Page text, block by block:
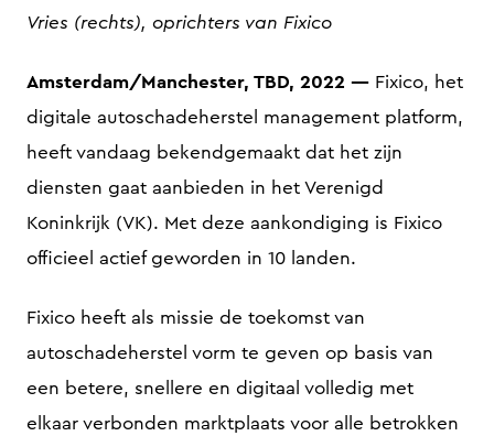
Vries (rechts), oprichters van Fixico
Amsterdam/Manchester, TBD, 2022 — Fixico, het
digitale autoschadeherstel management platform,
heeft vandaag bekendgemaakt dat het zijn
diensten gaat aanbieden in het Verenigd
Koninkrijk (VK). Met deze aankondiging is Fixico
officieel actief geworden in 10 landen.
Fixico heeft als missie de toekomst van
autoschadeherstel vorm te geven op basis van
een betere, snellere en digitaal volledig met
elkaar verbonden marktplaats voor alle betrokken